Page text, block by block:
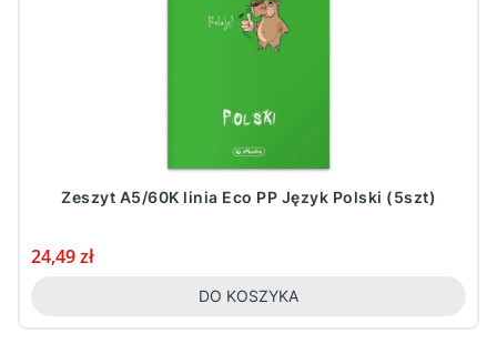
Zeszyt A5/60K linia Eco PP Język Polski (5szt)
Cena
24,49 zł
DO KOSZYKA